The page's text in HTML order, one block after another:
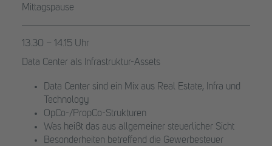
Mittagspause
13.30 – 14.15 Uhr
Data Center als Infrastruktur-Assets
Data Center sind ein Mix aus Real Estate, Infra und
Technology
OpCo-/PropCo-Strukturen
Was heißt das aus allgemeiner steuerlicher Sicht
Besonderheiten betreffend die Gewerbesteuer